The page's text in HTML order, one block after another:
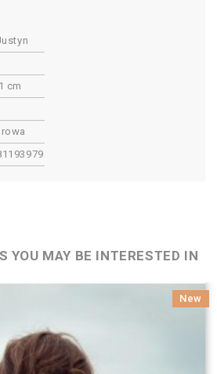
cm
YOU MAY BE INTERESTED IN
New